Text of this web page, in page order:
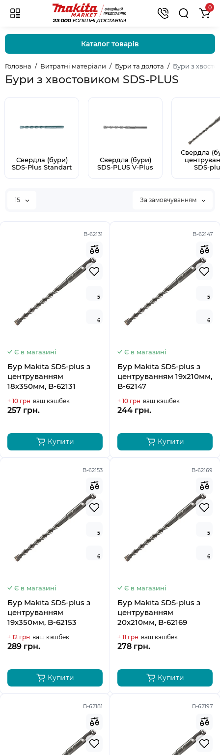
0
Каталог товарів
Головна Витратні матеріали Бури та долота Бури з
Бури з хвостовиком SDS-PLUS
Свердла (бури)
SDS-Plus Standart
Свердла (бури)
SDS-PLUS V-Plus
Свердла
SDS-
15 За замовчуванням
B-62131
5
6
Є в магазині
Бур Makita SDS-plus з
центруванням
18х350мм, B-62131
+ 10 грн ваш кэшбек
257 грн.
Купити
B-62147
5
6
Є в магазині
Бур Makita SDS-plus з
центруванням 19х210мм,
B-62147
+ 10 грн ваш кэшбек
244 грн.
Купити
B-62153
5
6
Є в магазині
Бур Makita SDS-plus з
центруванням
19х350мм, B-62153
+ 12 грн ваш кэшбек
289 грн.
Купити
B-62169
5
6
Є в магазині
Бур Makita SDS-plus з
центруванням
20х210мм, B-62169
+ 11 грн ваш кэшбек
278 грн.
Купити
B-62181 B-62197